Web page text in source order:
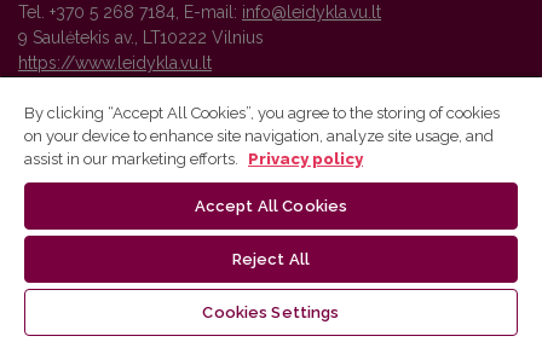
Tel. +370 5 268 7184, E-mail: info@leidykla.vu.lt
9 Saulėtekis av., LT10222 Vilnius
https://www.leidykla.vu.lt
Vilnius University Press platform and metadata are distributed by
By clicking “Accept All Cookies”, you agree to the storing of cookies
on your device to enhance site navigation, analyze site usage, and
assist in our marketing efforts.
Privacy policy
Accept All Cookies
Reject All
Cookies Settings